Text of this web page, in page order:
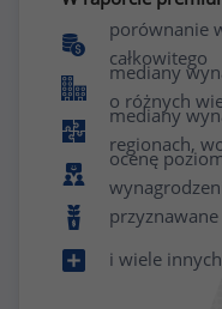
porównanie
całkowitego
mediany
o różnych
mediany
regionach,
ocenę
i wiele innych